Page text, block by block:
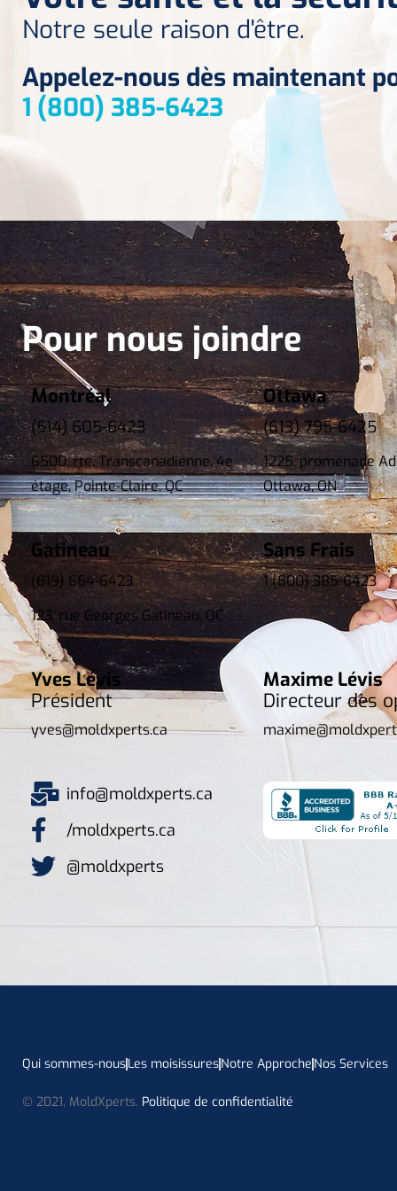
Notre seule raison d'être.
Appelez-nous dès maintenant
1 (800) 385-6423
Pour nous joindre
Montréal
(514) 605-6423
6500, rte. Transcanadienne, 4e
étage, Pointe-Claire, QC
Ottawa
(613) 795-6425
1225, promenade
Ottawa, ON
Gatineau
(819) 664-6423
123, rue Georges Gatineau, QC
Sans Frais
1 (800) 385-6423
Yves Lévis
Président
yves@moldxperts.ca
Maxime Lévis
Directeur des
info@moldxperts.ca
/moldxperts.ca
@moldxperts
Qui sommes-nousLes moisissuresNotre Approche Nos Services
© 2021, MoldXperts. Politique de confidentialité